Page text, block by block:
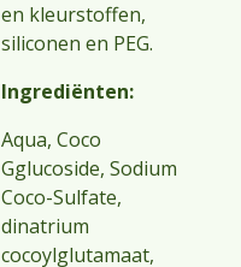
en kleurstoffen,
siliconen en PEG.
Ingrediënten:
Aqua, Coco
Gglucoside, Sodium
Coco-Sulfate,
dinatrium
cocoylglutamaat,